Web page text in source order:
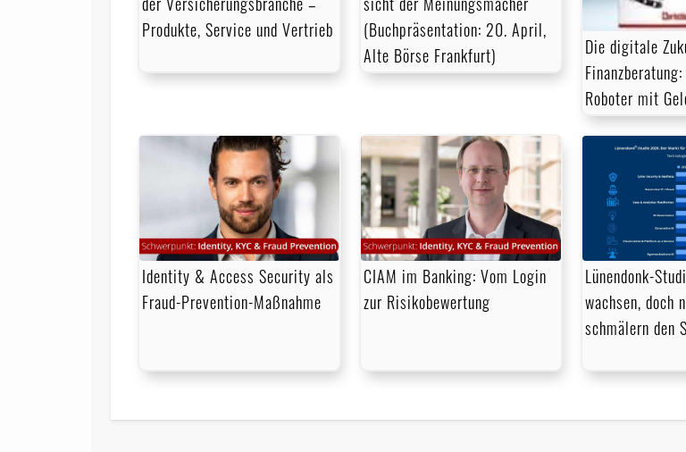
Produkte, Service und Vertrieb
(Buchpräsentation: 20. April,
Alte Börse Frankfurt)
Die digitale
Roboter mit
Identity & Access Security als
Fraud-Prevention-Maßnahme
CIAM im Banking: Vom Login
zur Risikobewertung
Lünendonk-
wachsen, doch
schmälern den